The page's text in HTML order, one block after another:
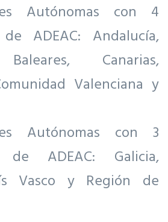
Autónomas con 4
ADEAC: Andalucía,
Canarias,
Valenciana y
Autónomas con 3
de ADEAC: Galicia,
Vasco y Región de